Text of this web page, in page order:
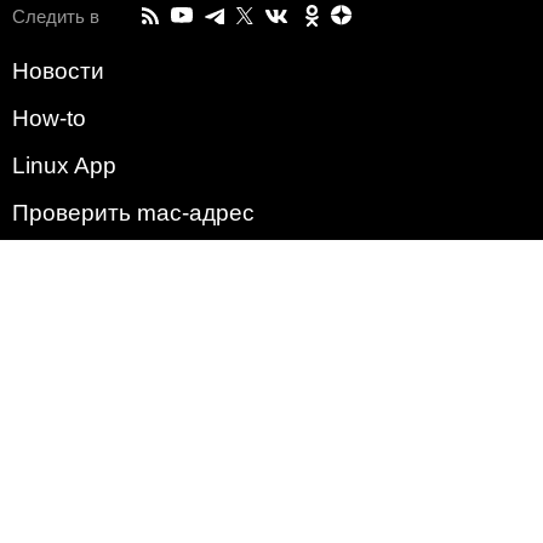
Следить в
Новости
How-to
Linux App
Проверить mac-адрес